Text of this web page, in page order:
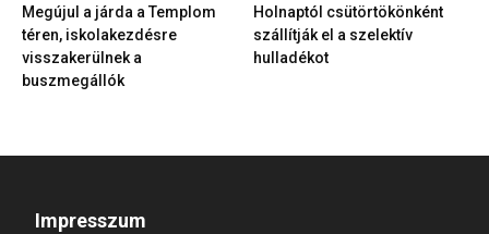
Megújul a járda a Templom
téren, iskolakezdésre
visszakerülnek a
buszmegállók
Holnaptól csütörtökönként
szállítják el a szelektív
hulladékot
Impresszum